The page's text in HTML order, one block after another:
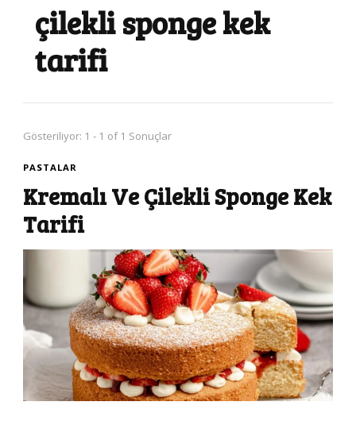
çilekli sponge kek
tarifi
Gösteriliyor: 1 - 1 of 1 Sonuçlar
PASTALAR
Kremalı Ve Çilekli Sponge Kek
Tarifi